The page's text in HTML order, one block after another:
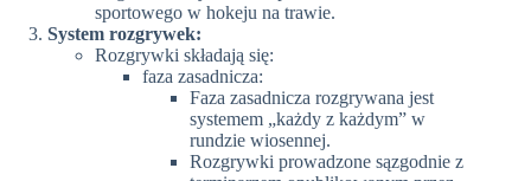
sportowego w hokeju na trawie.
System rozgrywek:
Rozgrywki składają się:
faza zasadnicza:
Faza zasadnicza rozgrywana jest
systemem „każdy z każdym” w
rundzie wiosennej.
Rozgrywki prowadzone sązgodnie z